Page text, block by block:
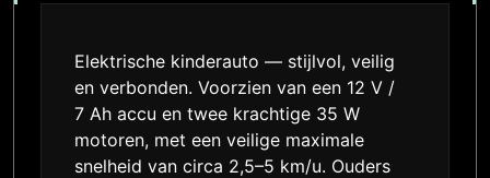
Elektrische kinderauto — stijlvol, veilig
en verbonden. Voorzien van een 12 V /
7 Ah accu en twee krachtige 35 W
motoren, met een veilige maximale
snelheid van circa 2,5–5 km/u. Ouders